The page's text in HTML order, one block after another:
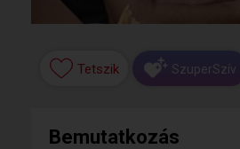
Tetszik SzuperSzív
Bemutatkozás